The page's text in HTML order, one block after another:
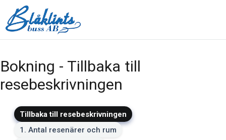
Bokning - Tillbaka till
resebeskrivningen
Tillbaka till resebeskrivningen
1. Antal resenärer och rum